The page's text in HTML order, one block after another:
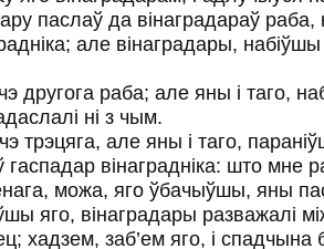
паслаў да вінаградараў раба,
але вінаградары, набіўшы
другога раба; але яны і таго,
ні з чым.
трэцяга, але яны і таго,
гаспадар вінаградніка: што мне
можа, яго ўбачыўшы, яны
яго, вінаградары разважалі
хадзем, заб’ем яго, і спадчына